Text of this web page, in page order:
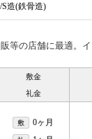
S造(鉄骨造)
等の店舗に最適。
敷金
礼金
敷 0ヶ月